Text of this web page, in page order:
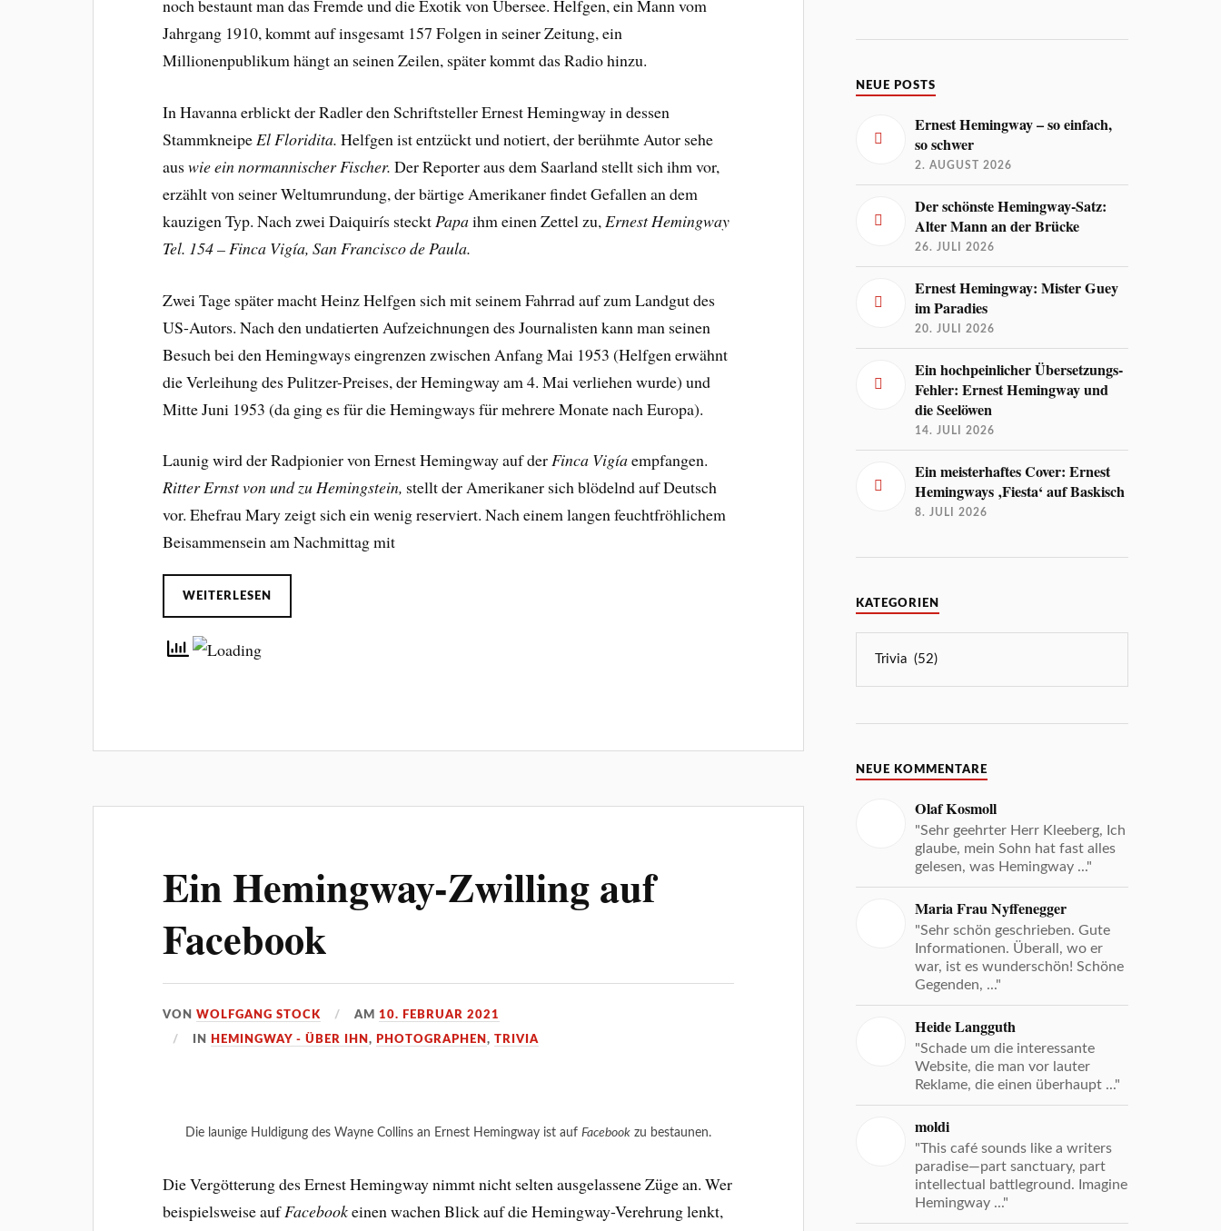
noch bestaunt man das Fremde und die Exotik von Übersee. Helfgen, ein Mann vom
Jahrgang 1910, kommt auf insgesamt 157 Folgen in seiner Zeitung, ein
Millionenpublikum hängt an seinen Zeilen, später kommt das Radio hinzu.
In Havanna erblickt der Radler den Schriftsteller Ernest Hemingway in dessen
Stammkneipe El Floridita. Helfgen ist entzückt und notiert, der berühmte Autor sehe
auswie ein normannischer Fischer. Der Reporter aus dem Saarland stellt sich ihm vor,
erzählt von seiner Weltumrundung, der bärtige Amerikaner findet Gefallen an dem
kauzigen Typ. Nach zwei Daiquirís steckt Papaihm einen Zettel zu, Ernest Hemingway
Tel. 154 – Finca Vigía, San Francisco de Paula.
Zwei Tage später macht Heinz Helfgen sich mit seinem Fahrrad auf zum Landgut des
US-Autors. Nach den undatierten Aufzeichnungen des Journalisten kann man seinen
Besuch bei den Hemingways eingrenzen zwischen Anfang Mai 1953 (Helfgen erwähnt
die Verleihung des Pulitzer-Preises, der Hemingway am 4. Mai verliehen wurde) und
Mitte Juni 1953 (da ging es für die Hemingways für mehrere Monate nach Europa).
Launig wird der Radpionier von Ernest Hemingway auf derFinca Vigíaempfangen.
Ritter Ernst von und zu Hemingstein, stellt der Amerikaner sich blödelnd auf Deutsch
vor. Ehefrau Mary zeigt sich ein wenig reserviert. Nach einem langen feuchtfröhlichem
Beisammensein am Nachmittag mit
WEITERLESEN
Ein Hemingway-Zwilling auf
Facebook
VONWOLFGANG STOCK AM10. FEBRUAR 2021
IN HEMINGWAY - ÜBER IHN, PHOTOGRAPHEN,TRIVIA
Die launige Huldigung des Wayne Collins an Ernest Hemingway ist aufFacebook zu bestaunen.
Die Vergötterung des Ernest Hemingway nimmt nicht selten ausgelassene Züge an. Wer
beispielsweise aufFacebookeinen wachen Blick auf die Hemingway-Verehrung lenkt,
NEUE POSTS
Ernest Hemingway – so einfach,
so schwer
2. AUGUST 2026
Der schönste Hemingway-Satz:
Alter Mann an der Brücke
26. JULI 2026
Ernest Hemingway: Mister Guey
im Paradies
20. JULI 2026
Ein hochpeinlicher Übersetzungs-
Fehler: Ernest Hemingway und
die Seelöwen
14. JULI 2026
Ein meisterhaftes Cover: Ernest
Hemingways ‚Fiesta‘ auf Baskisch
8. JULI 2026
KATEGORIEN
NEUE KOMMENTARE
Olaf Kosmoll
"Sehr geehrter Herr Kleeberg, Ich
glaube, mein Sohn hat fast alles
gelesen, was Hemingway ..."
Maria Frau Nyffenegger
"Sehr schön geschrieben. Gute
Informationen. Überall, wo er
war, ist es wunderschön! Schöne
Gegenden, ..."
Heide Langguth
"Schade um die interessante
Website, die man vor lauter
Reklame, die einen überhaupt ..."
moldi
"This café sounds like a writers
paradise—part sanctuary, part
intellectual battleground. Imagine
Hemingway ..."